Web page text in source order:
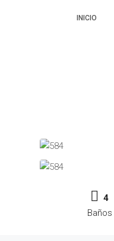
INICIO
4
Baños